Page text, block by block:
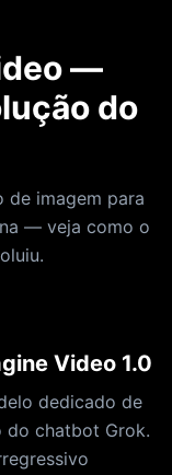
—
do
de imagem para
— veja como o
Video 1.0
dedicado de
do chatbot Grok.